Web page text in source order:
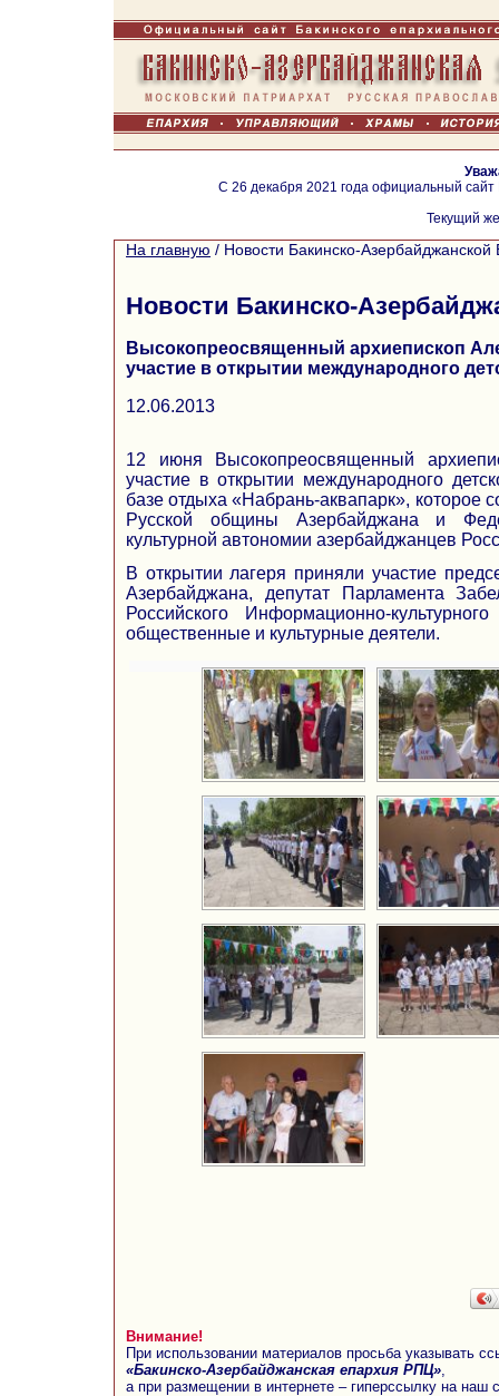
С 26 декабря 2021 года официальный
Текущий
На главную / Новости Бакинско-Азербайджанской
Новости Бакинско-
Высокопреосвященный архиепископ
участие в открытии международного
12.06.2013
12 июня Высокопреосвященный
участие в открытии международного
базе отдыха «Набрань-аквапарк», которое
Русской общины Азербайджана и
культурной автономии азербайджанцев
В открытии лагеря приняли участие
Азербайджана, депутат Парламента
Российского Информационно-
общественные и культурные деятели.
Внимание!
При использовании материалов просьба указывать
«Бакинско-Азербайджанская епархия РПЦ»
а при размещении в интернете – гиперссылку на наш